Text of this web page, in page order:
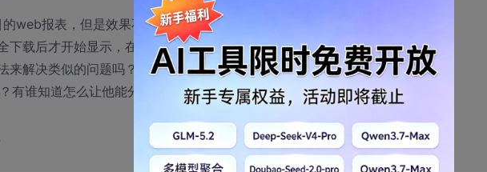
web报表，但是效果不好。原因是有个别报表非常巨大，有好几十页，active
下载后才开始显示，在局域网上运行还可以接受，在internet上实在太慢。
来解决类似的问题吗？
有谁知道怎么让他能分页传输数据吗？